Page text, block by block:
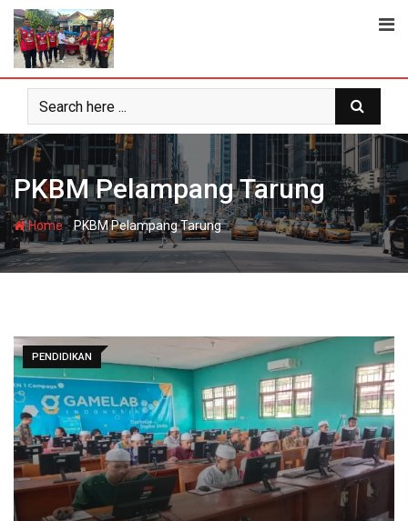
Skip
content
PKBM Pelampang Tarung
Home-PKBM Pelampang Tarung
PENDIDIKAN